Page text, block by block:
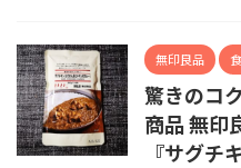
無印良品
驚きのコ
商品 無印
『サグチ